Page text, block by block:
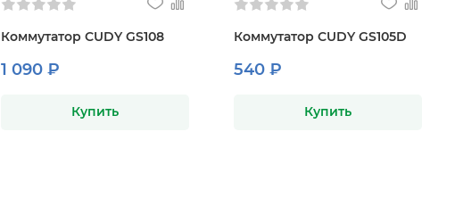
Коммутатор CUDY GS108
1 090 ₽
Купить
Коммутатор CUDY GS105D
540 ₽
Купить